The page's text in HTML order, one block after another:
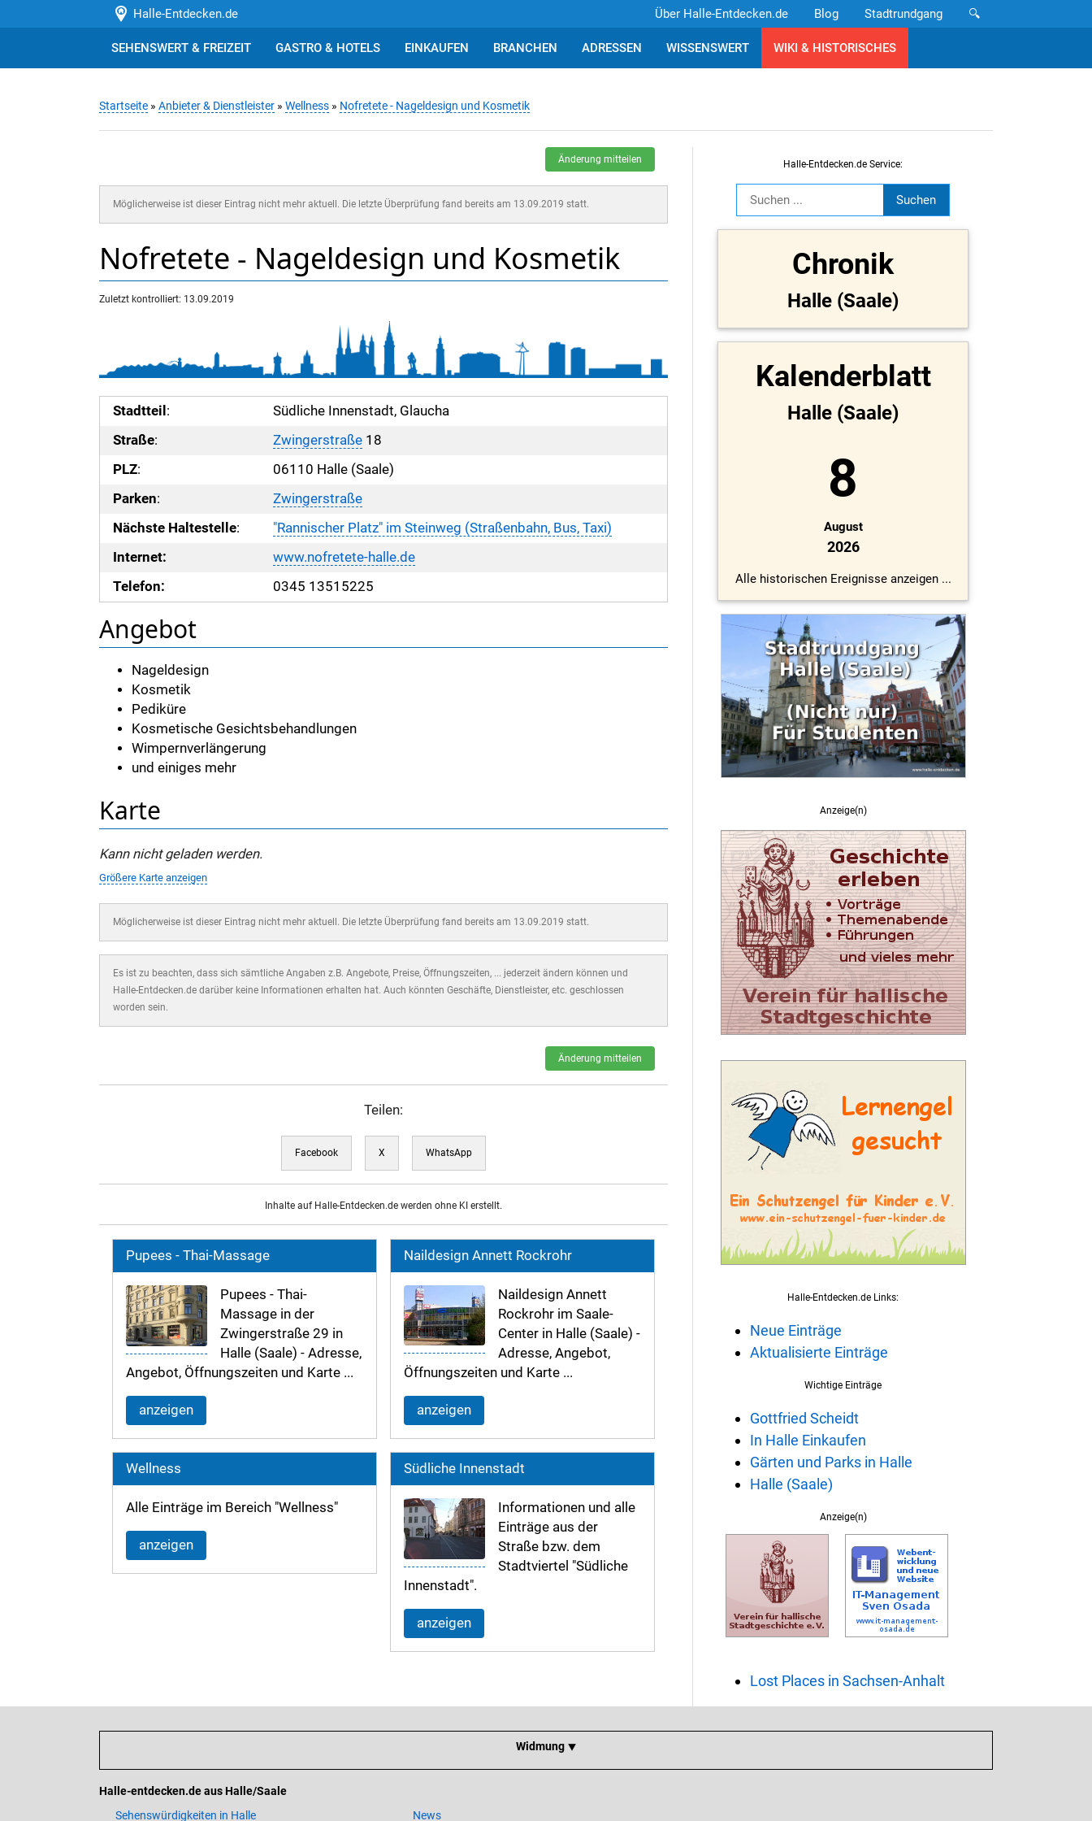
Halle-Entdecken.de 🔍
Stadtrundgang
Blog
Über Halle-Entdecken.de
SEHENSWERT & FREIZEIT GASTRO & HOTELS EINKAUFEN BRANCHEN ADRESSEN WISSENSWERT WIKI & HISTORISCHES
Startseite » Anbieter & Dienstleister » Wellness » Nofretete - Nageldesign und Kosmetik
Änderung mitteilen
Möglicherweise ist dieser Eintrag nicht mehr aktuell. Die letzte Überprüfung fand bereits am 13.09.2019 statt.
Nofretete - Nageldesign und Kosmetik
Zuletzt kontrolliert: 13.09.2019
Stadtteil :
Südliche Innenstadt, Glaucha
Straße: Zwingerstraße 18
PLZ:
06110 Halle (Saale)
Parken:
Zwingerstraße
Nächste Haltestelle:
"Rannischer Platz" im Steinweg (Straßenbahn, Bus, Taxi)
Internet:
www.nofretete-halle.de
Telefon:
0345 13515225
Angebot
Nageldesign
Kosmetik
Pediküre
Kosmetische Gesichtsbehandlungen
Wimpernverlängerung
und einiges mehr
Karte
Kann nicht geladen werden.
Größere Karte anzeigen
Möglicherweise ist dieser Eintrag nicht mehr aktuell. Die letzte Überprüfung fand bereits am 13.09.2019 statt.
Es ist zu beachten, dass sich sämtliche Angaben z.B. Angebote, Preise, Öffnungszeiten, ... jederzeit ändern können und
Halle-Entdecken.de darüber keine Informationen erhalten hat. Auch könnten Geschäfte, Dienstleister, etc. geschlossen
worden sein.
Änderung mitteilen
Teilen:
Facebook X WhatsApp
Inhalte auf Halle-Entdecken.de werden ohne KI erstellt.
Pupees - Thai-Massage
Pupees - Thai-
Massage in der
Zwingerstraße 29 in
Halle (Saale) - Adresse,
Angebot, Öffnungszeiten und Karte ...
anzeigen
Naildesign Annett Rockrohr
Naildesign Annett
Rockrohr im Saale-
Center in Halle (Saale) -
Adresse, Angebot,
Öffnungszeiten und Karte ...
anzeigen
Wellness
Alle Einträge im Bereich "Wellness"
anzeigen
Südliche Innenstadt
Informationen und alle
Einträge aus der
Straße bzw. dem
Stadtviertel "Südliche
Innenstadt".
anzeigen
Halle-Entdecken.de Service:
Chronik
Halle (Saale)
Kalenderblatt
Halle (Saale)
8
August
2026
Alle historischen Ereignisse anzeigen ...
Anzeige(n)
Halle-Entdecken.de Links:
Neue Einträge
Aktualisierte Einträge
Wichtige Einträge
Gottfried Scheidt
In Halle Einkaufen
Gärten und Parks in Halle
Halle (Saale)
Anzeige(n)
Lost Places in Sachsen-Anhalt
Widmung ⯆
Halle-entdecken.de aus Halle/Saale
Sehenswürdigkeiten in Halle
News